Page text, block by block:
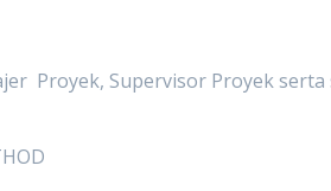
Proyek, Supervisor Proyek